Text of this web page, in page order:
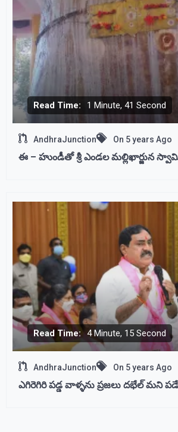
Read Time: 1 Minute, 41 Second
AndhraJunction On 5 years Ago
ఈ – హుండీతో శ్రీ ఎండల మల్లిఖార్జున
Read Time: 4 Minute, 15 Second
AndhraJunction On 5 years Ago
ఎగిరెగిరి పడ్డ వాళ్ళను ప్రజలు దభేల్ మని